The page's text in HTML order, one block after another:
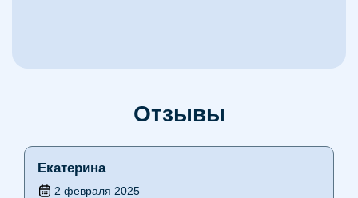
Отзывы
Екатерина
2 февраля 2025